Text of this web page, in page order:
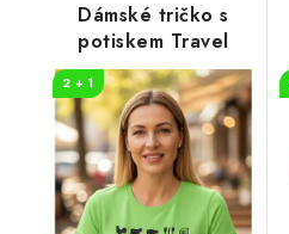
Dámské tričko s
potiskem Travel
2 + 1